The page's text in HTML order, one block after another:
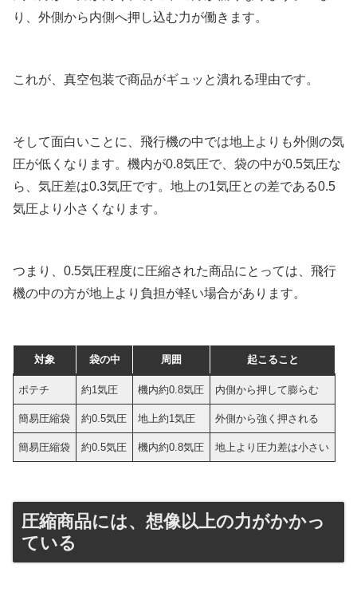
り、外側から内側へ押し込む力が働きます。
これが、真空包装で商品がギュッと潰れる理由です。
そして面白いことに、飛行機の中では地上よりも外側の気
圧が低くなります。機内が0.8気圧で、袋の中が0.5気圧な
ら、気圧差は0.3気圧です。地上の1気圧との差である0.5
気圧より小さくなります。
つまり、0.5気圧程度に圧縮された商品にとっては、飛行
機の中の方が地上より負担が軽い場合があります。
対象 袋の中 周囲 起こること
ポテチ 約1気圧 機内約0.8気圧 内側から押して膨らむ
簡易圧縮袋 約0.5気圧 地上約1気圧 外側から強く押される
簡易圧縮袋 約0.5気圧 機内約0.8気圧 地上より圧力差は小さい
圧縮商品には、想像以上の力がかかっ
ている